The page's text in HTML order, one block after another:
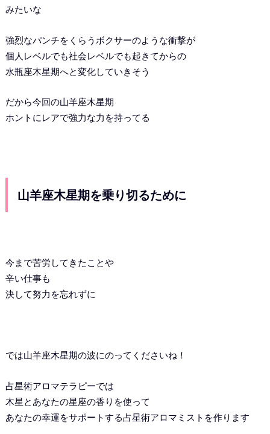
みたいな
強烈なパンチをくらうボクサーのような衝撃が
個人レベルでも社会レベルでも起きてからの
水瓶座木星期へと変化していきそう
だから今回の山羊座木星期
ホントにレアで強力な力を持ってる
山羊座木星期を乗り切るために
今まで苦労してきたことや
辛い仕事も
決して努力を忘れずに
では山羊座木星期の波にのってくださいね！
占星術アロマテラピーでは
木星とあなたの星座の香りを使って
あなたの幸運をサポートする占星術アロマミストを作ります